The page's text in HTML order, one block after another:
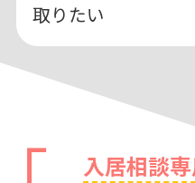
取りたい
入居相談